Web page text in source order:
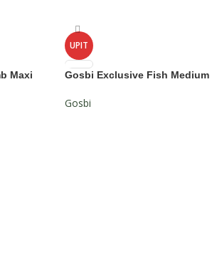
Maxi
UPIT
Gosbi Exclusive Fish Medium
Gosbi